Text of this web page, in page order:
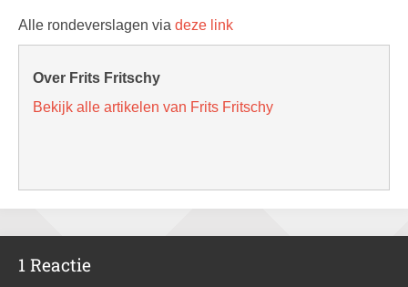
Alle rondeverslagen via deze link
Over Frits Fritschy
Bekijk alle artikelen van Frits Fritschy
1 Reactie